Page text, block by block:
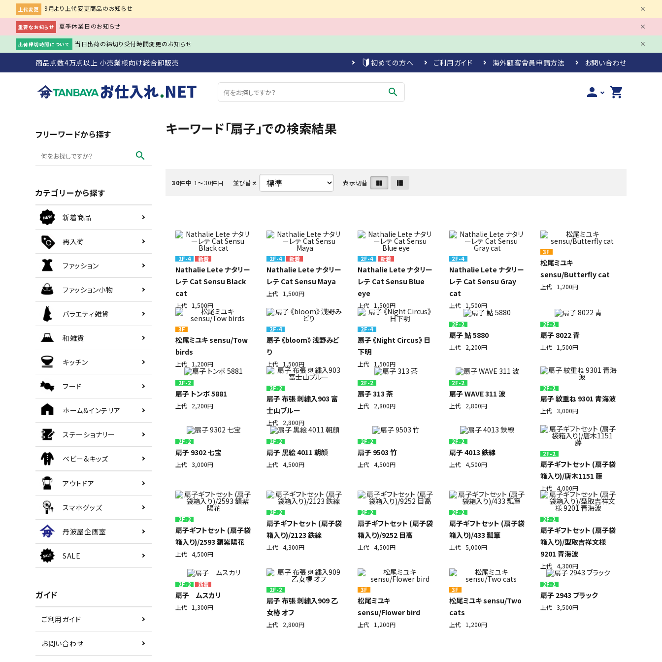
上代変更 9月より上代変更商品のお知らせ
重要なお知らせ 夏季休業日のお知らせ
出荷締切時間について 当日出荷の締切り受付時間変更のお知らせ
商品点数4万点以上 小売業様向け総合卸販売 初めての方へ ご利用ガイド 海外顧客會員申請方法 お問い合わせ
search person shopping_cart
ACCOUNT MENU
ログイン 会員登録
初めての方へ
ご利用ガイド
海外顧客 會員申請?法
プライバシーポリシー
特定商取引法について
お問い合わせ
キーワード「扇子」での検索結果
30件中 1〜30件目 並び替え 表示切替
2F-4
Nathalie Lete ナタリー
レテ Cat Sensu Black
cat
上代 1,500円
2F-4
Nathalie Lete ナタリー
レテ Cat Sensu Maya
上代 1,500円
2F-4
Nathalie Lete ナタリー
レテ Cat Sensu Blue
eye
上代 1,500円
2F-4
Nathalie Lete ナタリー
レテ Cat Sensu Gray
cat
上代 1,500円
3F
松尾ミユキ
sensu/Butterfly cat
上代 1,200円
3F
松尾ミユキ sensu/Tow
birds
上代 1,200円
2F-4
扇子 《bloom》 浅野みど
り
上代 1,500円
2F-4
扇子 《Night Circus》 日
下明
上代 1,500円
2F-2
扇子 鮎 5880
上代 2,200円
2F-2
扇子 8022 青
上代 1,500円
2F-2
扇子 トンボ 5881
上代 2,200円
2F-2
扇子 布張 刺繍入903 富
士山ブルー
上代 2,800円
2F-2
扇子 313 茶
上代 2,800円
2F-2
扇子 WAVE 311 波
上代 2,800円
2F-2
扇子 紋重ね 9301 青海波
上代 3,000円
2F-2
扇子 9302 七宝
上代 3,000円
2F-2
扇子 黒絵 4011 朝顔
上代 4,500円
2F-2
扇子 9503 竹
上代 4,500円
2F-2
扇子 4013 鉄線
上代 4,500円
2F-2
扇子ギフトセット (扇子袋
箱入り)/唐木1151 藤
上代 4,000円
2F-2
扇子ギフトセット (扇子袋
箱入り)/2593 額紫陽花
上代 4,500円
2F-2
扇子ギフトセット (扇子袋
箱入り)/2123 鉄線
上代 4,300円
2F-2
扇子ギフトセット (扇子袋
箱入り)/9252 目高
上代 4,500円
2F-2
扇子ギフトセット (扇子袋
箱入り)/433 瓢箪
上代 5,000円
2F-2
扇子ギフトセット (扇子袋
箱入り)/型取吉祥文様
9201 青海波
上代 4,300円
2F-2
扇子 ムスカリ
上代 1,300円
2F-2
扇子 布張 刺繍入909 乙
女椿 オフ
上代 2,800円
3F
松尾ミユキ
sensu/Flower bird
上代 1,200円
3F
松尾ミユキ sensu/Two
cats
上代 1,200円
2F-2
扇子 2943 ブラック
上代 3,500円
フリーワードから探す
search
カテゴリーから探す
新着商品
再入荷
ファッション
ファッション小物
バラエティ雑貨
和雑貨
キッチン
フード
ホーム&インテリア
ステーショナリー
ベビー&キッズ
アウトドア
スマホグッズ
丹波屋企画室
SALE
ガイド
ご利用ガイド
お問い合わせ